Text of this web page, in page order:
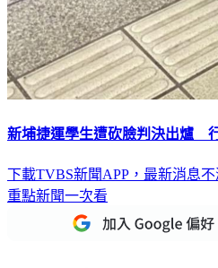
新埔捷運學生遭砍臉判決出爐
下載TVBS新聞APP，最新消息
重點新聞一次看